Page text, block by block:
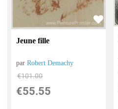
Jeune fille
parRobert Demachy
€101.00
€55.55